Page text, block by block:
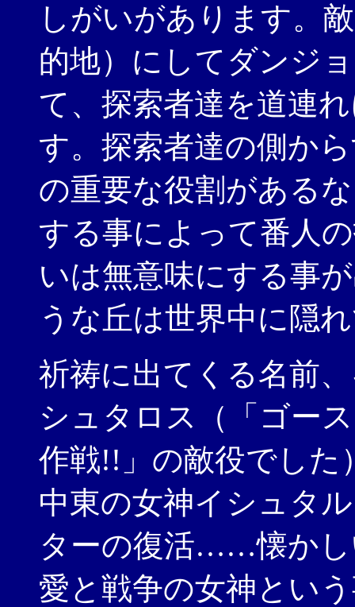
しがいがあります。
的地）にしてダンジ
て、探索者達を道連
す。探索者達の側か
の重要な役割がある
する事によって番人
いは無意味にする事
うな丘は世界中に隠
祈祷に出てくる名前
シュタロス（「ゴー
作戦!!」の敵役でした
中東の女神イシュタ
ターの復活……懐かし
愛と戦争の女神とい